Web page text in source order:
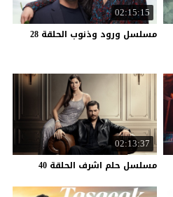
02:15:15
مسلسل ورود وذنوب الحلقة 28
02:13:37
مسلسل حلم اشرف الحلقة 40